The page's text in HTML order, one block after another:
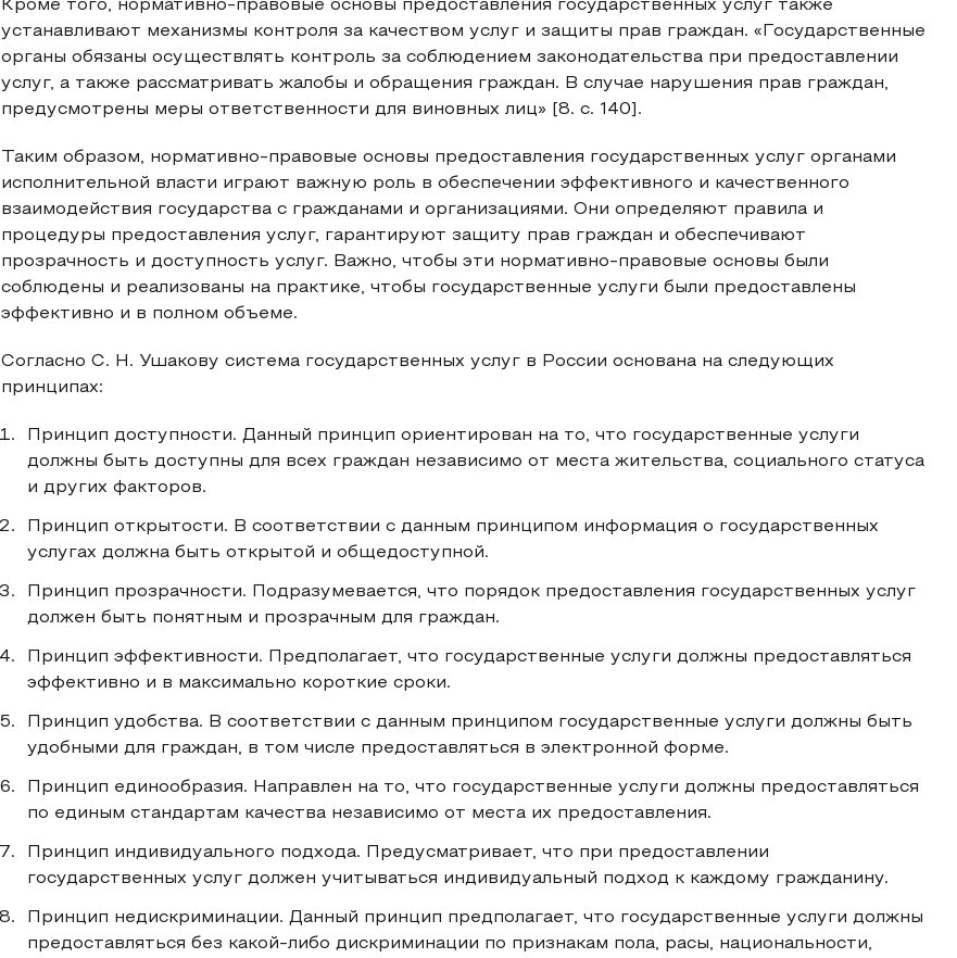
Кроме того, нормативно-правовые основы предоставления государственных услуг также
устанавливают механизмы контроля за качеством услуг и защиты прав граждан. «Государственные
органы обязаны осуществлять контроль за соблюдением законодательства при предоставлении
услуг, а также рассматривать жалобы и обращения граждан. В случае нарушения прав граждан,
предусмотрены меры ответственности для виновных лиц» [8. с. 140].
Таким образом, нормативно-правовые основы предоставления государственных услуг органами
исполнительной власти играют важную роль в обеспечении эффективного и качественного
взаимодействия государства с гражданами и организациями. Они определяют правила и
процедуры предоставления услуг, гарантируют защиту прав граждан и обеспечивают
прозрачность и доступность услуг. Важно, чтобы эти нормативно-правовые основы были
соблюдены и реализованы на практике, чтобы государственные услуги были предоставлены
эффективно и в полном объеме.
Согласно С. Н. Ушакову система государственных услуг в России основана на следующих
принципах:
Принцип доступности. Данный принцип ориентирован на то, что государственные услуги
должны быть доступны для всех граждан независимо от места жительства, социального статуса
и других факторов.
Принцип открытости. В соответствии с данным принципом информация о государственных
услугах должна быть открытой и общедоступной.
Принцип прозрачности. Подразумевается, что порядок предоставления государственных услуг
должен быть понятным и прозрачным для граждан.
Принцип эффективности. Предполагает, что государственные услуги должны предоставляться
эффективно и в максимально короткие сроки.
Принцип удобства. В соответствии с данным принципом государственные услуги должны быть
удобными для граждан, в том числе предоставляться в электронной форме.
Принцип единообразия. Направлен на то, что государственные услуги должны предоставляться
по единым стандартам качества независимо от места их предоставления.
Принцип индивидуального подхода. Предусматривает, что при предоставлении
государственных услуг должен учитываться индивидуальный подход к каждому гражданину.
Принцип недискриминации. Данный принцип предполагает, что государственные услуги должны
предоставляться без какой-либо дискриминации по признакам пола, расы, национальности,